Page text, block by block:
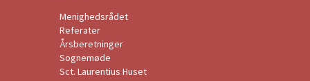
Menighedsrådet
Referater
Årsberetninger
Sognemøde
Sct. Laurentius Huset